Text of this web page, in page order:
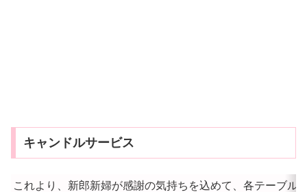
キャンドルサービス
これより、新郎新婦が感謝の気持ちを込めて、各テーブル